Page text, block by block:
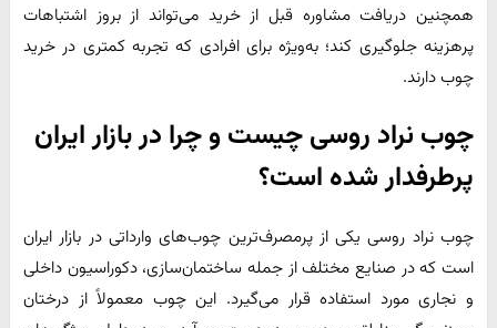
همچنین دریافت مشاوره قبل از خرید می‌تواند از بروز اشتباهات
پرهزینه جلوگیری کند؛ به‌ویژه برای افرادی که تجربه کمتری در خرید
چوب دارند.
چوب نراد روسی چیست و چرا در بازار ایران
پرطرفدار شده است؟
چوب نراد روسی یکی از پرمصرف‌ترین چوب‌های وارداتی در بازار ایران
است که در صنایع مختلف از جمله ساختمان‌سازی، دکوراسیون داخلی
و نجاری مورد استفاده قرار می‌گیرد. این چوب معمولاً از درختان